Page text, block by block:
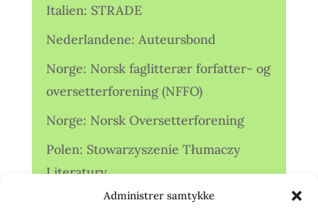
Administrer samtykke
Italien: STRADE
Nederlandene: Auteursbond
Norge: Norsk faglitterær forfatter- og
oversetterforening (NFFO)
Norge: Norsk Oversetterforening
Polen: Stowarzyszenie Tłumaczy
Literatury
Storbritannien: Translators